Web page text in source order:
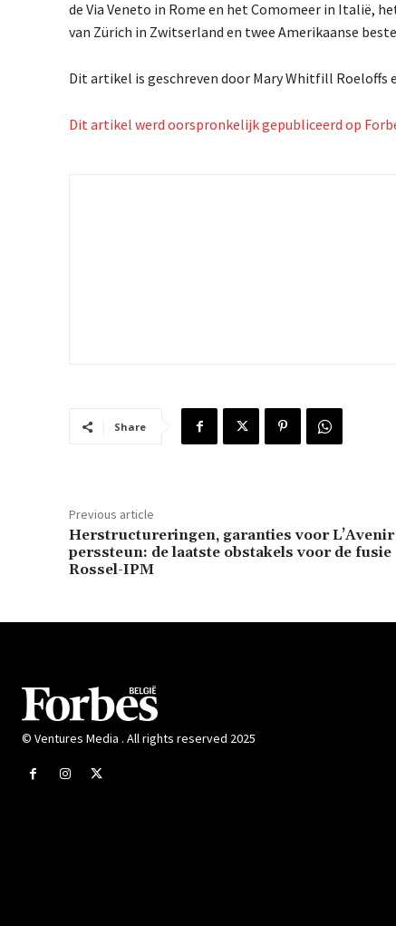
de Via Veneto in Rome en het Comomeer in Italië,
van Zürich in Zwitserland en twee Amerikaanse
Dit artikel is geschreven door Mary Whitfill Roeloffs
Dit artikel werd oorspronkelijk gepubliceerd op
Share
Previous article
Herstructureringen, garanties voor
perssteun: de laatste obstakels voor de fusie
Rossel-IPM
© Ventures Media . All rights reserved 2025